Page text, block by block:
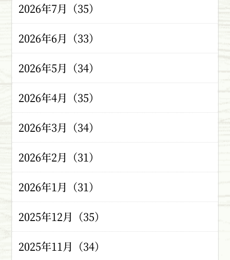
2026年7月（35）
2026年6月（33）
2026年5月（34）
2026年4月（35）
2026年3月（34）
2026年2月（31）
2026年1月（31）
2025年12月（35）
2025年11月（34）